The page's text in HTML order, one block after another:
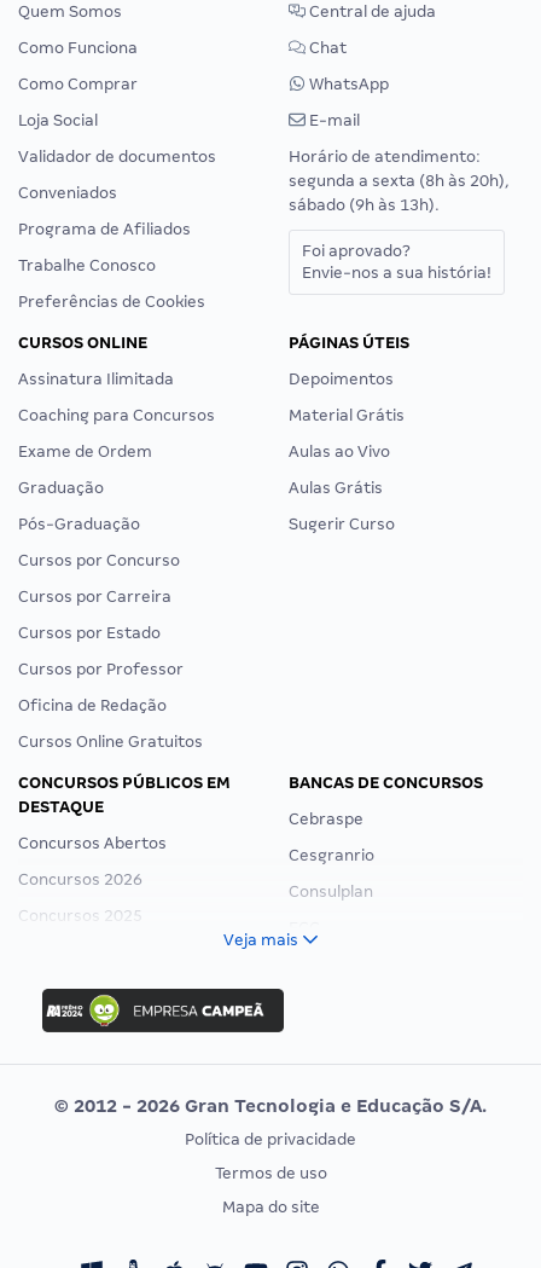
Quem Somos
Como Funciona
Como Comprar
Loja Social
Validador de documentos
Conveniados
Programa de Afiliados
Trabalhe Conosco
Preferências de Cookies
Central de ajuda
Chat
WhatsApp
E-mail
Horário de atendimento:
segunda a sexta (8h às 20h),
sábado (9h às 13h).
Foi aprovado?
Envie-nos a sua história!
CURSOS ONLINE
Assinatura Ilimitada
Coaching para Concursos
Exame de Ordem
Graduação
Pós-Graduação
Cursos por Concurso
Cursos por Carreira
Cursos por Estado
Cursos por Professor
Oficina de Redação
Cursos Online Gratuitos
PÁGINAS ÚTEIS
Depoimentos
Material Grátis
Aulas ao Vivo
Aulas Grátis
Sugerir Curso
CONCURSOS PÚBLICOS EM
DESTAQUE
Concursos Abertos
Concursos 2026
Concursos 2025
Concurso Ibama
Concurso MPU
Editais publicados
BANCAS DE CONCURSOS
Cebraspe
Cesgranrio
Consulplan
Vunesp
CONCURSOS POR PROFISSÃO
Concursos Fiscais
EXAME DE ORDEM
Calendário OAB
Veja mais
© 2012 - 2026 Gran Tecnologia e Educação S/A.
Política de privacidade
Termos de uso
Mapa do site